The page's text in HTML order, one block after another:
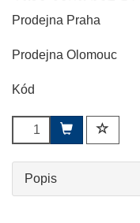
Prodejna Praha
Prodejna Olomouc
Kód
Popis